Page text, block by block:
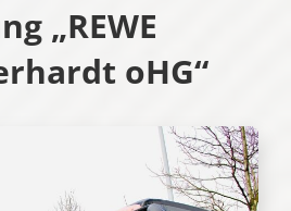
„REWE
oHG“